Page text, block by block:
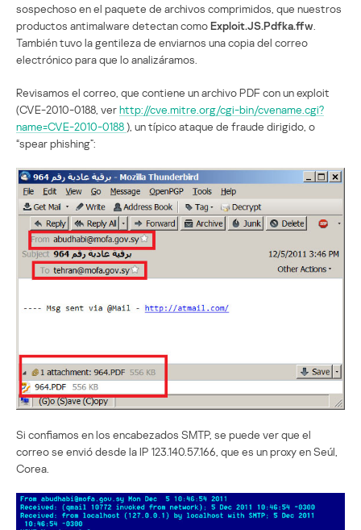
sospechoso en el paquete de archivos comprimidos, que nuestros
productos antimalware detectan comoExploit.JS.Pdfka.ffw
También tuvo la gentileza de enviarnos una copia del correo
electrónico para que lo analizáramos.
Revisamos el correo, que contiene un archivo PDF con un exploit
(CVE-2010-0188, verhttp://cve.mitre.org/cgi-bin/cvename.cgi?
name=CVE-2010-0188), un típico ataque de fraude dirigido, o
“spear phishing”:
Si confiamos en los encabezados SMTP, se puede ver que el
correo se envió desde la IP 123.140.57.166, que es un proxy en Seúl,
Corea.